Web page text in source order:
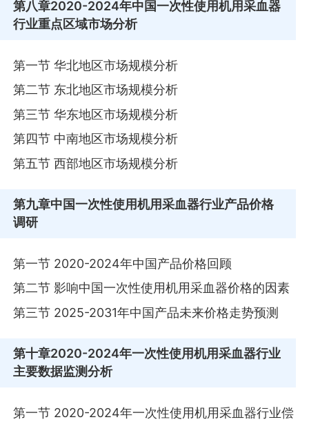
第八章2020-2024年中国一次性使用机用采血器
行业重点区域市场分析
第一节 华北地区市场规模分析
第二节 东北地区市场规模分析
第三节 华东地区市场规模分析
第四节 中南地区市场规模分析
第五节 西部地区市场规模分析
第九章中国一次性使用机用采血器行业产品价格
调研
第一节 2020-2024年中国产品价格回顾
第二节 影响中国一次性使用机用采血器价格的因素
第三节 2025-2031年中国产品未来价格走势预测
第十章2020-2024年一次性使用机用采血器行业
主要数据监测分析
第一节 2020-2024年一次性使用机用采血器行业偿